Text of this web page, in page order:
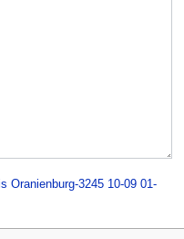
Oranienburg-3245 10-09 01-